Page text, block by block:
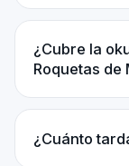
¿Cubre la
Roquetas de
¿Cuánto